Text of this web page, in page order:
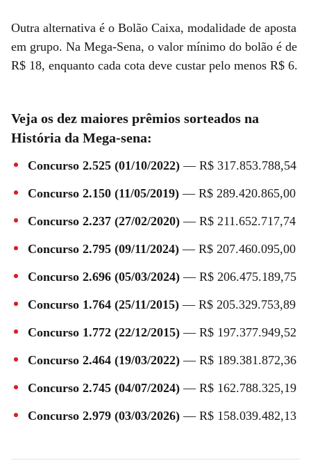
Outra alternativa é o Bolão Caixa, modalidade de aposta
em grupo. Na Mega-Sena, o valor mínimo do bolão é de
R$ 18, enquanto cada cota deve custar pelo menos R$ 6.
Veja os dez maiores prêmios sorteados na
História da Mega-sena:
Concurso 2.525 (01/10/2022)— R$ 317.853.788,54
Concurso 2.150 (11/05/2019) — R$ 289.420.865,00
Concurso 2.237 (27/02/2020)— R$ 211.652.717,74
Concurso 2.795 (09/11/2024) — R$ 207.460.095,00
Concurso 2.696 (05/03/2024) — R$ 206.475.189,75
Concurso 1.764 (25/11/2015) — R$ 205.329.753,89
Concurso 1.772 (22/12/2015)— R$ 197.377.949,52
Concurso 2.464 (19/03/2022)— R$ 189.381.872,36
Concurso 2.745 (04/07/2024) — R$ 162.788.325,19
Concurso 2.979 (03/03/2026) — R$ 158.039.482,13